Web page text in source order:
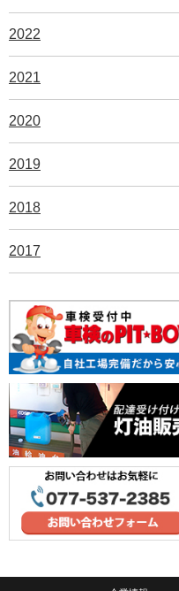
2022
2021
2020
2019
2018
2017